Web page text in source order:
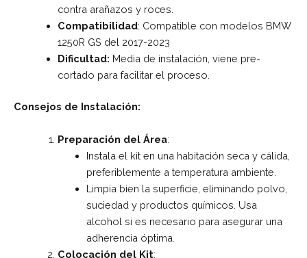
contra arañazos y roces.
Compatibilidad: Compatible con modelos BMW
1250R GS del 2017-2023
Dificultad: Media de instalación, viene pre-
cortado para facilitar el proceso.
Consejos de Instalación:
Preparación del Área:
Instala el kit en una habitación seca y cálida,
preferiblemente a temperatura ambiente.
Limpia bien la superficie, eliminando polvo,
suciedad y productos químicos. Usa
alcohol si es necesario para asegurar una
adherencia óptima.
Colocación del Kit: